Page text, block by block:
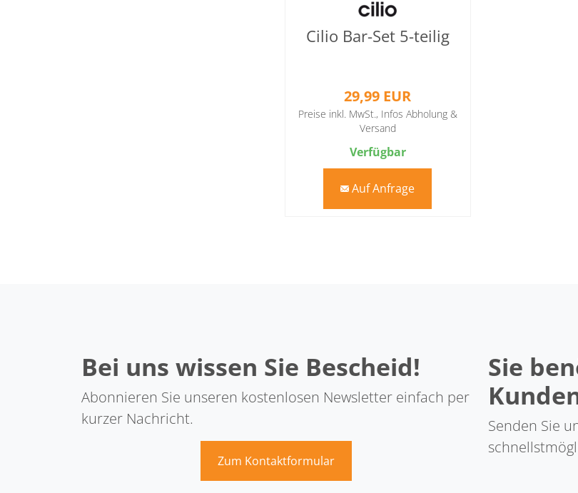
Cilio Bar-Set 5-teilig
29,99 EUR
Preise inkl. MwSt., Infos Abholung &
Versand
Verfügbar
mail Auf Anfrage
Bei uns wissen Sie Bescheid!
Abonnieren Sie unseren kostenlosen Newsletter einfach per
kurzer Nachricht.
Zum Kontaktformular
Sie
Senden Sie